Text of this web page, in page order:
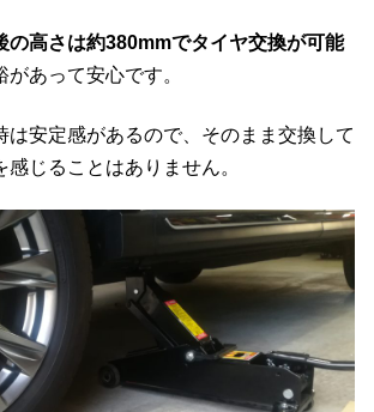
の高さは約380mmでタイヤ交換が可能
あって安心です。
は安定感があるので、そのまま交換して
じることはありません。